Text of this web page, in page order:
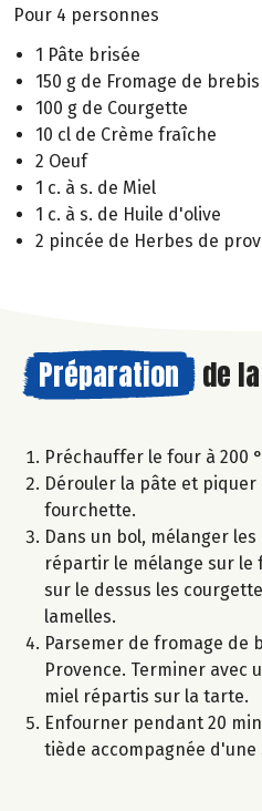
Pour 4 personnes
1 Pâte brisée
150 g de Fromage de brebis
100 g de Courgette
10 cl de Crème fraîche
2 Oeuf
1 c. à s. de Miel
1 c. à s. de Huile d'olive
2 pincée de Herbes de
Préparation de la
Préchauffer le four à 200
Dérouler la pâte et piquer
fourchette.
Dans un bol, mélanger
répartir le mélange sur le
sur le dessus les
lamelles.
Parsemer de fromage de
Provence. Terminer avec
miel répartis sur la tarte.
Enfourner pendant 20
tiède accompagnée d'une